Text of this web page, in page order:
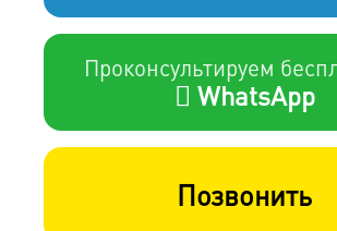
Проконсультируем
WhatsApp
Позвонить